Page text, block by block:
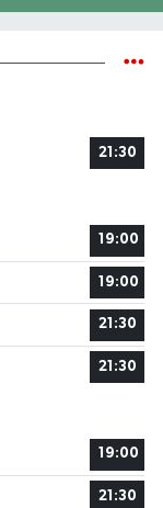
21:30
19:00
19:00
21:30
21:30
19:00
21:30